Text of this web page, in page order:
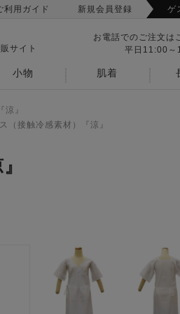
利用ガイド 新規会員登録 ゲ
サイト
お電話でのご注文は
平日11:00～
小物 肌着
』
（接触冷感素材）『涼』